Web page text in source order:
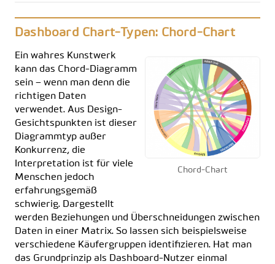
Dashboard Chart-Typen: Chord-Chart
Chord-Chart
Ein wahres Kunstwerk
kann das Chord-Diagramm
sein – wenn man denn die
richtigen Daten
verwendet. Aus Design-
Gesichtspunkten ist dieser
Diagrammtyp außer
Konkurrenz, die
Interpretation ist für viele
Menschen jedoch
erfahrungsgemäß
schwierig. Dargestellt
werden Beziehungen und Überschneidungen zwischen
Daten in einer Matrix. So lassen sich beispielsweise
verschiedene Käufergruppen identifizieren. Hat man
das Grundprinzip als Dashboard-Nutzer einmal